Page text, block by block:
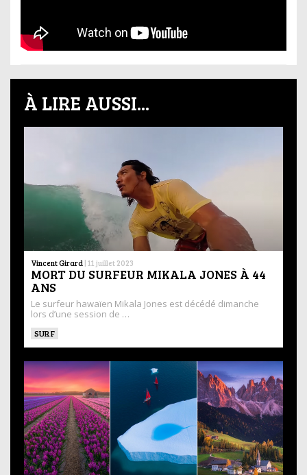
À LIRE AUSSI...
Vincent Girard | 11 juillet 2023
MORT DU SURFEUR MIKALA JONES À 44
ANS
Le surfeur hawaïen Mikala Jones est décédé dimanche
lors d’une session de …
SURF